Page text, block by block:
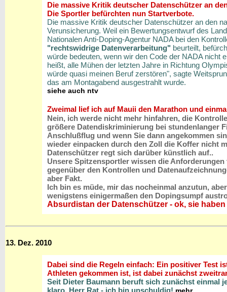
Die massive Kritik deutscher Datenschützer an
Die Sportler befürchten nun Startverbote.
Die massive Kritik deutscher Datenschützer an den
Verunsicherung. Weil ein Bewertungsentwurf des
Nationalen Anti-Doping-Agentur NADA bei den
"rechtswidrige Datenverarbeitung" beurteilt,
würde bedeuten, wenn wir den Code der NADA nicht
heißt, alle Mühen der letzten Jahre in Richtung
würde quasi meinen Beruf zerstören", sagte
das am Montagabend ausgestrahlt wurde.
siehe auch ntv
Zweimal lief ich auf Mauii den Marathon und
Nein, ich werde nicht mehr hinfahren, die
größere Datendiskriminierung bei stundenlanger
Anschlußflug und wenn Sie dann angekommen
wieder einpacken durch den Zoll die Koffer nicht
Datenschützer regt sich darüber künstlich auf..
Unsere Spitzensportler wissen die
gegenüber den Kontrollen und
aber Fakt.
Ich bin es müde, mir das nocheinmal anzutun,
wenigstens einigermaßen den Dopingsumpf
Absurdistan der Datenschützer - ok, sie
13. Dez. 2010
Dabei sind die Regeln einfach: Ein positiver Test
Athleten gekommen ist, ist dabei zunächst
Seit Dieter Baumann beruft sich zunächst einmal
klaro, Herr Rat - ich bin unschuldig!